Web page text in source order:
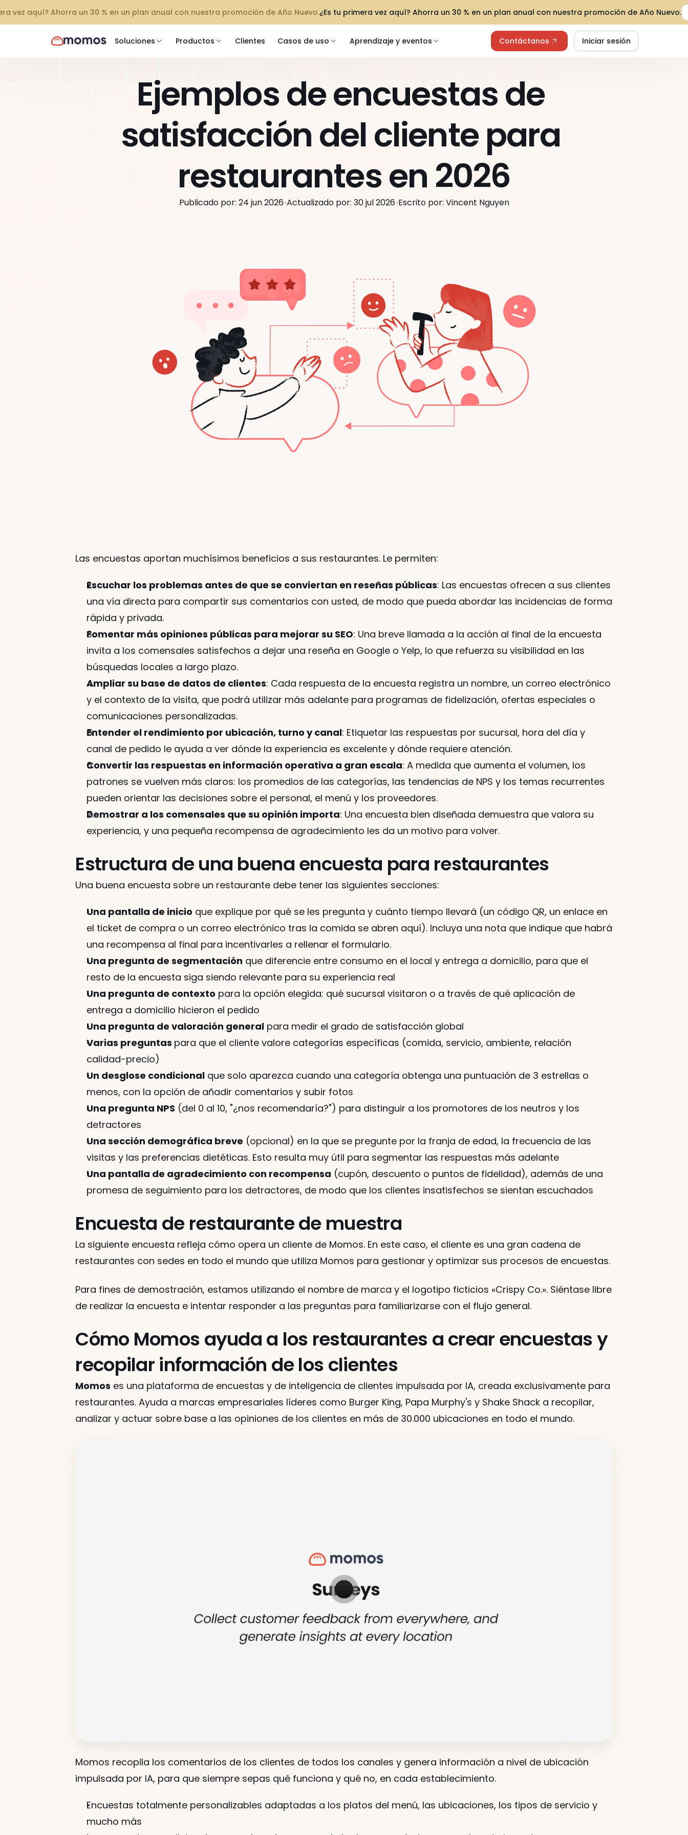
Ejemplos de encuestas de
satisfacción del cliente para
restaurantes en 2026
Publicado por: 24 jun 2026 Actualizado por: 30 jul 2026 Escrito por: Vincent Nguyen
Las encuestas aportan muchísimos beneficios a sus restaurantes. Le permiten:
Escuchar los problemas antes de que se conviertan en reseñas públicas: Las encuestas ofrecen a sus clientes
una vía directa para compartir sus comentarios con usted, de modo que pueda abordar las incidencias de forma
rápida y privada.
Fomentar más opiniones públicas para mejorar su SEO: Una breve llamada a la acción al final de la encuesta
invita a los comensales satisfechos a dejar una reseña en Google o Yelp, lo que refuerza su visibilidad en las
búsquedas locales a largo plazo.
Ampliar su base de datos de clientes: Cada respuesta de la encuesta registra un nombre, un correo electrónico
y el contexto de la visita, que podrá utilizar más adelante para programas de fidelización, ofertas especiales o
comunicaciones personalizadas.
Entender el rendimiento por ubicación, turno y canal: Etiquetar las respuestas por sucursal, hora del día y
canal de pedido le ayuda a ver dónde la experiencia es excelente y dónde requiere atención.
Convertir las respuestas en información operativa a gran escala: A medida que aumenta el volumen, los
patrones se vuelven más claros: los promedios de las categorías, las tendencias de NPS y los temas recurrentes
pueden orientar las decisiones sobre el personal, el menú y los proveedores.
Demostrar a los comensales que su opinión importa: Una encuesta bien diseñada demuestra que valora su
experiencia, y una pequeña recompensa de agradecimiento les da un motivo para volver.
Una buena encuesta sobre un restaurante debe tener las siguientes secciones:
Una pantalla de inicio que explique por qué se les pregunta y cuánto tiempo llevará (un código QR, un enlace en
el ticket de compra o un correo electrónico tras la comida se abren aquí). Incluya una nota que indique que habrá
una recompensa al final para incentivarles a rellenar el formulario.
Una pregunta de segmentación que diferencie entre consumo en el local y entrega a domicilio, para que el
resto de la encuesta siga siendo relevante para su experiencia real
Una pregunta de contexto para la opción elegida: qué sucursal visitaron o a través de qué aplicación de
entrega a domicilio hicieron el pedido
Una pregunta de valoración general para medir el grado de satisfacción global
Varias preguntas para que el cliente valore categorías específicas (comida, servicio, ambiente, relación
calidad-precio)
Un desglose condicional que solo aparezca cuando una categoría obtenga una puntuación de 3 estrellas o
menos, con la opción de añadir comentarios y subir fotos
Una pregunta NPS (del 0 al 10, "¿nos recomendaría?") para distinguir a los promotores de los neutros y los
detractores
Una sección demográfica breve (opcional) en la que se pregunte por la franja de edad, la frecuencia de las
visitas y las preferencias dietéticas. Esto resulta muy útil para segmentar las respuestas más adelante
Una pantalla de agradecimiento con recompensa (cupón, descuento o puntos de fidelidad), además de una
promesa de seguimiento para los detractores, de modo que los clientes insatisfechos se sientan escuchados
Encuesta de restaurante de muestra
La siguiente encuesta refleja cómo opera un cliente de Momos. En este caso, el cliente es una gran cadena de
restaurantes con sedes en todo el mundo que utiliza Momos para gestionar y optimizar sus procesos de encuestas.
Para fines de demostración, estamos utilizando el nombre de marca y el logotipo ficticios «Crispy Co.». Siéntase libre
de realizar la encuesta e intentar responder a las preguntas para familiarizarse con el flujo general.
Cómo Momos ayuda a los restaurantes a crear encuestas y
recopilar información de los clientes
Momos es una plataforma de encuestas y de inteligencia de clientes impulsada por IA, creada exclusivamente para
restaurantes. Ayuda a marcas empresariales líderes como Burger King, Papa Murphy's y Shake Shack a recopilar,
analizar y actuar sobre base a las opiniones de los clientes en más de 30.000 ubicaciones en todo el mundo.
Momos recopila los comentarios de los clientes de todos los canales y genera información a nivel de ubicación
impulsada por IA, para que siempre sepas qué funciona y qué no, en cada establecimiento.
Encuestas totalmente personalizables adaptadas a los platos del menú, las ubicaciones, los tipos de servicio y
mucho más
vez aquí? Ahorra un 30 % en un plan anual con nuestra promoción de Año Nuevo.¿Es tu primera vez aquí? Ahorra un 30 % en un plan anual con nuestra promoción de Año Nuevo.
Soluciones Productos Clientes Casos de uso Aprendizaje y eventos Contáctanos Iniciar sesión